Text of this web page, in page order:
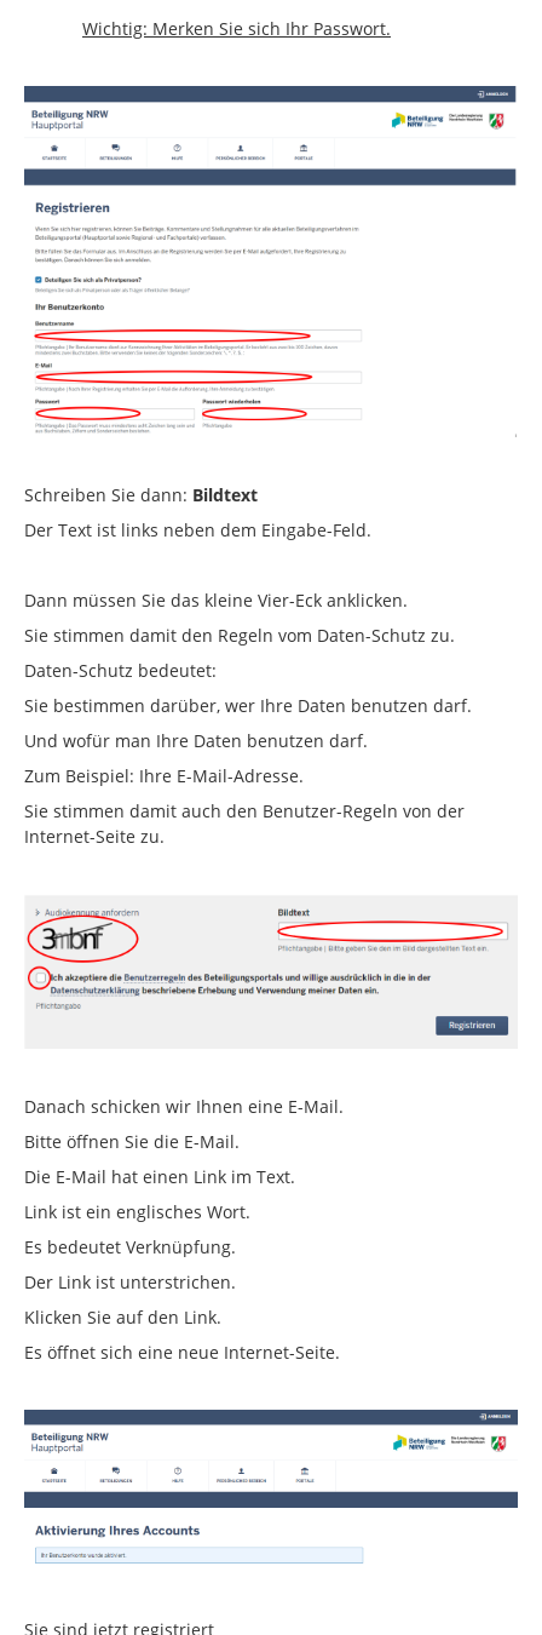
Wichtig: Merken Sie sich Ihr Passwort.
Schreiben Sie dann: Bildtext
Der Text ist links neben dem Eingabe-Feld.
Dann müssen Sie das kleine Vier-Eck anklicken.
Sie stimmen damit den Regeln vom Daten-Schutz zu.
Daten-Schutz bedeutet:
Sie bestimmen darüber, wer Ihre Daten benutzen darf.
Und wofür man Ihre Daten benutzen darf.
Zum Beispiel: Ihre E-Mail-Adresse.
Sie stimmen damit auch den Benutzer-Regeln von der
Internet-Seite zu.
Danach schicken wir Ihnen eine E-Mail.
Bitte öffnen Sie die E-Mail.
Die E-Mail hat einen Link im Text.
Link ist ein englisches Wort.
Es bedeutet Verknüpfung.
Der Link ist unterstrichen.
Klicken Sie auf den Link.
Es öffnet sich eine neue Internet-Seite.
Sie sind jetzt registriert